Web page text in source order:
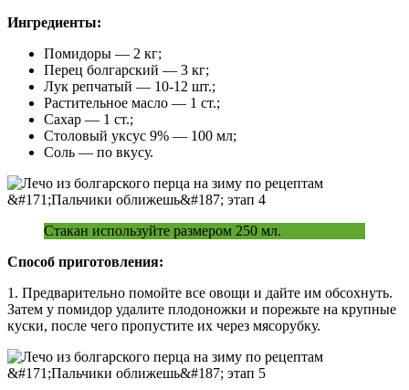
Ингредиенты:
Помидоры — 2 кг;
Перец болгарский — 3 кг;
Лук репчатый — 10-12 шт.;
Растительное масло — 1 ст.;
Сахар — 1 ст.;
Столовый уксус 9% — 100 мл;
Соль — по вкусу.
Стакан используйте размером 250 мл.
Способ приготовления:
1. Предварительно помойте все овощи и дайте им обсохнуть.
Затем у помидор удалите плодоножки и порежьте на крупные
куски, после чего пропустите их через мясорубку.